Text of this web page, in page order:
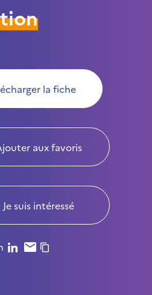
la fiche
aux favoris
Je suis intéressé